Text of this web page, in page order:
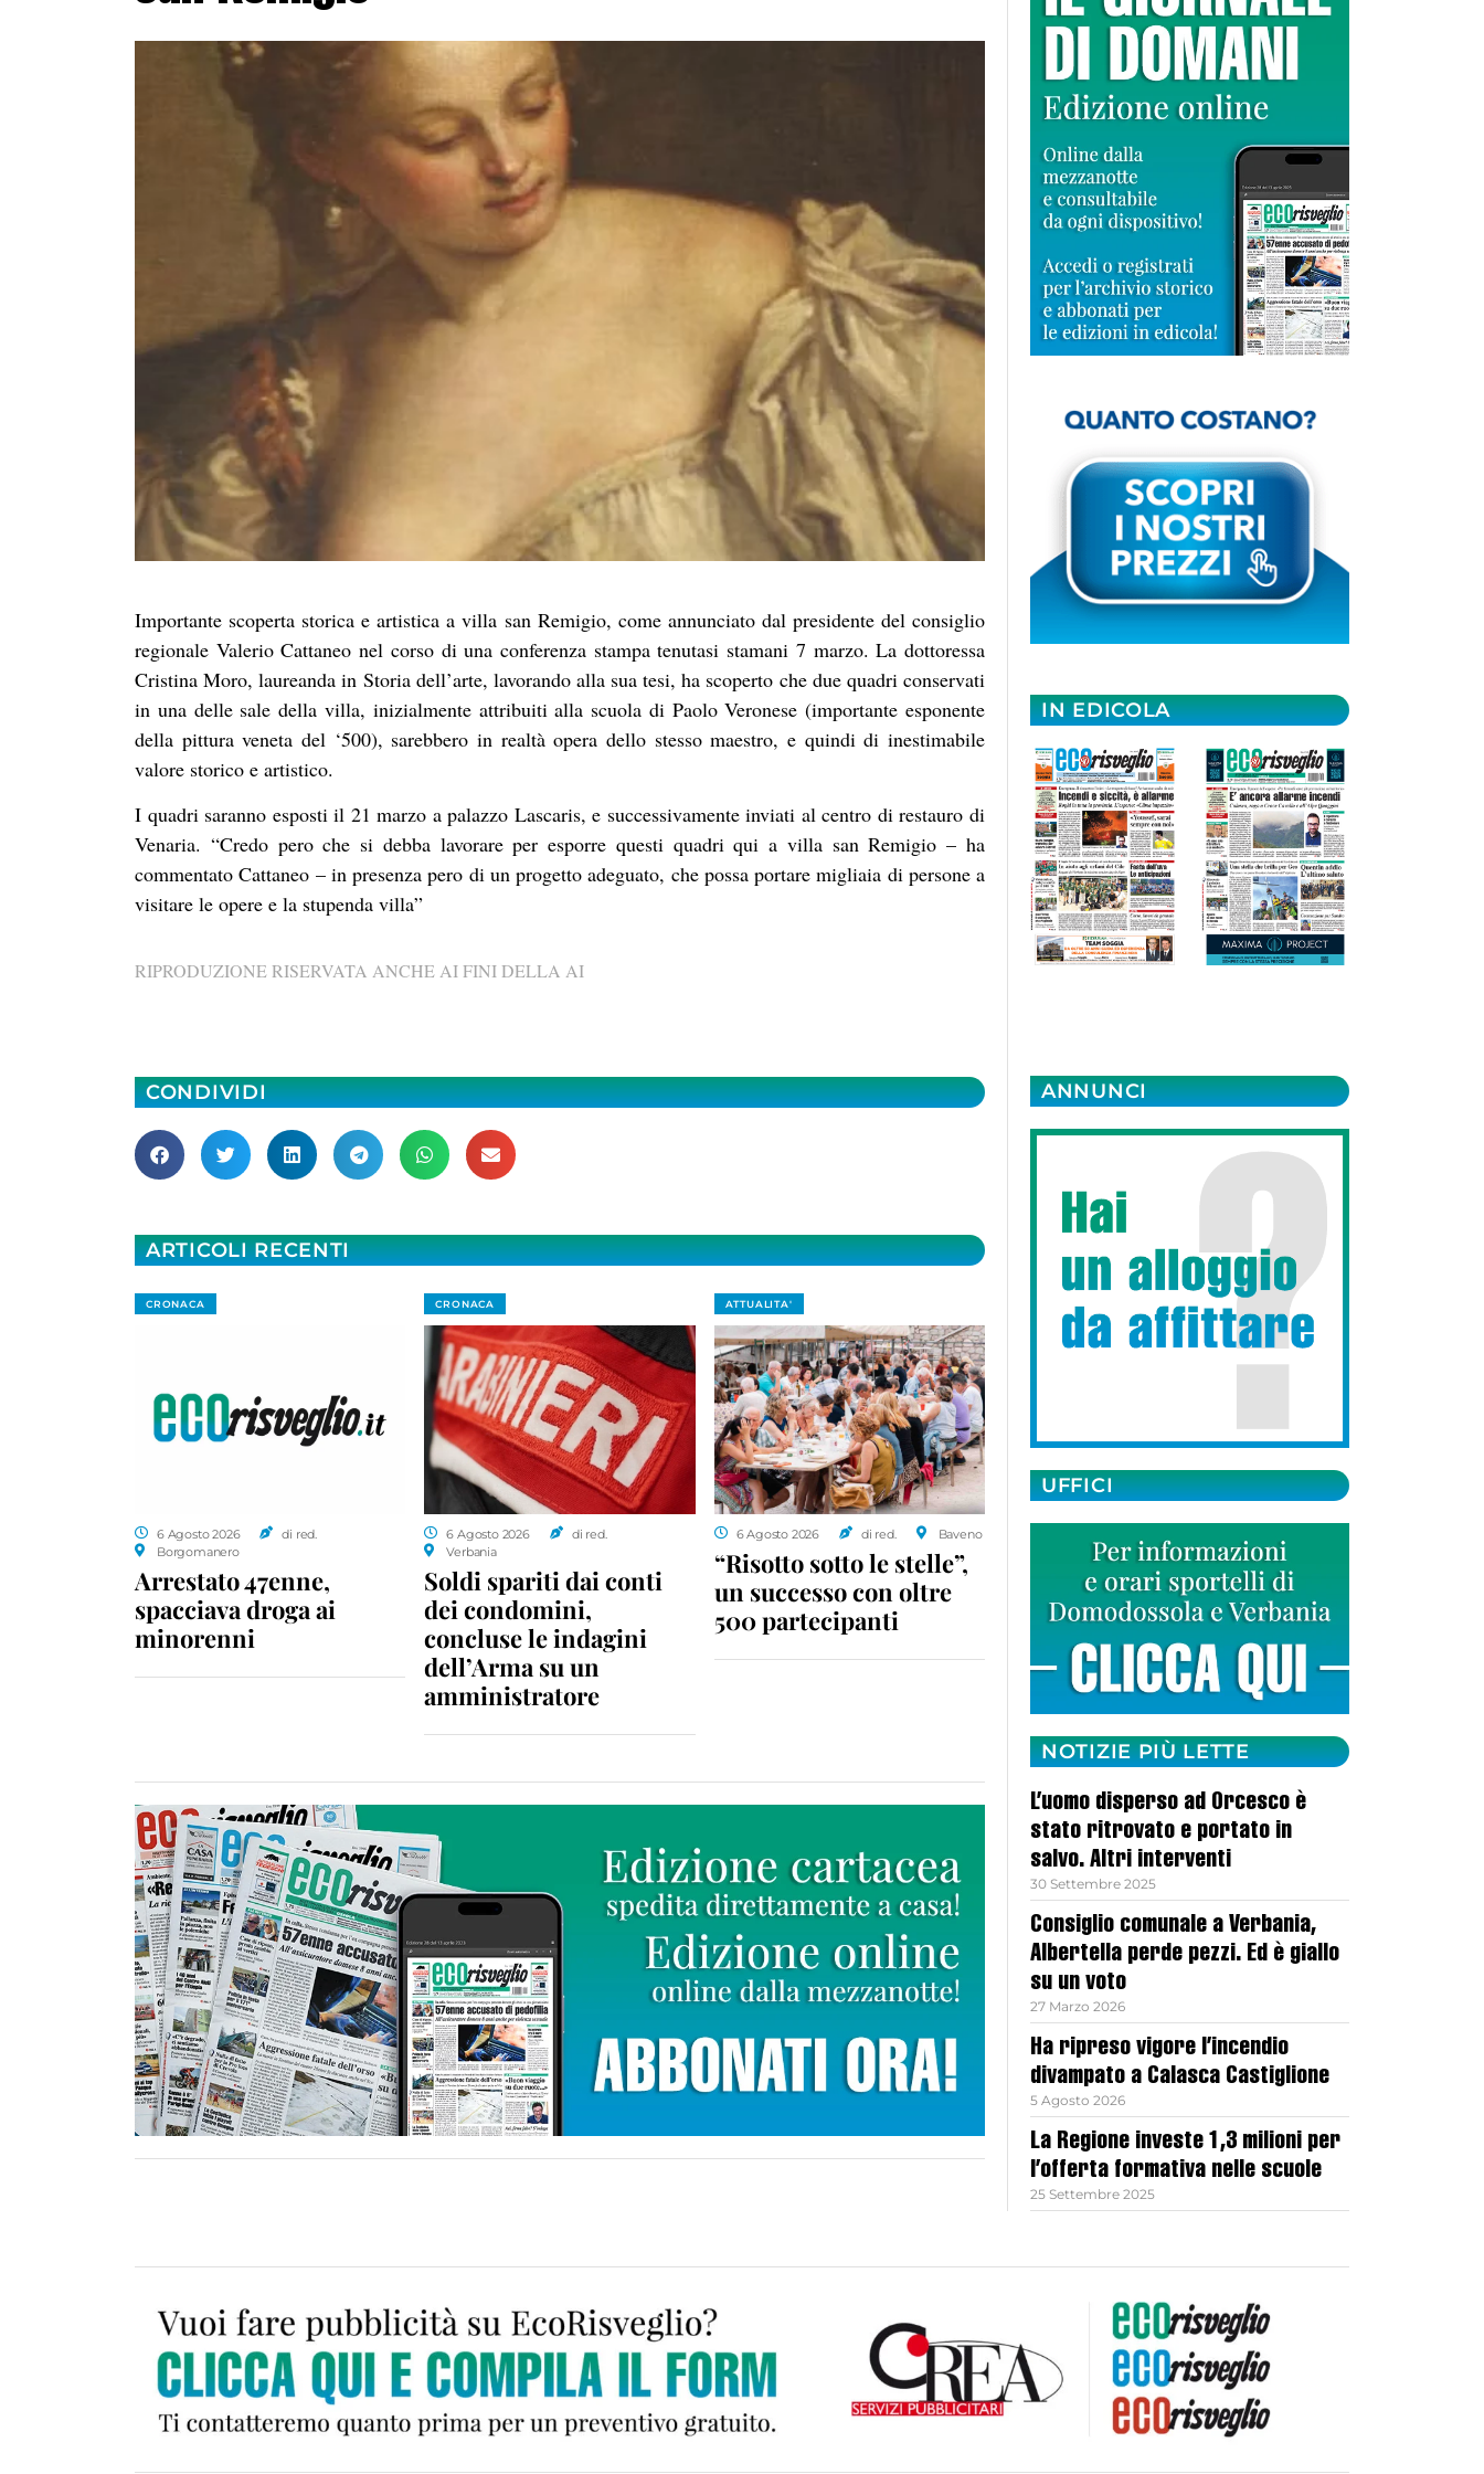
Importante scoperta storica e artistica a villa san Remigio, come annunciato dal presidente del consiglio
regionale Valerio Cattaneo nel corso di una conferenza stampa tenutasi stamani 7 marzo. La dottoressa
Cristina Moro, laureanda in Storia dell’arte, lavorando alla sua tesi, ha scoperto che due quadri conservati
in una delle sale della villa, inizialmente attribuiti alla scuola di Paolo Veronese (importante esponente
della pittura veneta del ‘500), sarebbero in realtà opera dello stesso maestro, e quindi di inestimabile
valore storico e artistico.
I quadri saranno esposti il 21 marzo a palazzo Lascaris, e successivamente inviati al centro di restauro di
Venaria. “Credo pero che si debba lavorare per esporre questi quadri qui a villa san Remigio – ha
commentato Cattaneo – in presenza pero di un progetto adeguato, che possa portare migliaia di persone a
visitare le opere e la stupenda villa”
RIPRODUZIONE RISERVATA ANCHE AI FINI DELLA AI
CONDIVIDI
ARTICOLI RECENTI
CRONACA
6 Agosto 2026
di red.
Borgomanero
Arrestato 47enne,
spacciava droga ai
minorenni
CRONACA
6 Agosto 2026
di red.
Verbania
Soldi spariti dai conti
dei condomini,
concluse le indagini
dell’Arma su un
amministratore
ATTUALITA'
6 Agosto 2026 di red. Baveno
“Risotto sotto le stelle”,
un successo con oltre
500 partecipanti
IN EDICOLA
ANNUNCI
UFFICI
NOTIZIE PIÙ LETTE
L’uomo disperso ad Orcesco è
stato ritrovato e portato in
salvo. Altri interventi
30 Settembre 2025
Consiglio comunale a Verbania,
Albertella perde pezzi. Ed è giallo
su un voto
27 Marzo 2026
Ha ripreso vigore l’incendio
divampato a Calasca Castiglione
5 Agosto 2026
La Regione investe 1,3 milioni per
l’offerta formativa nelle scuole
25 Settembre 2025